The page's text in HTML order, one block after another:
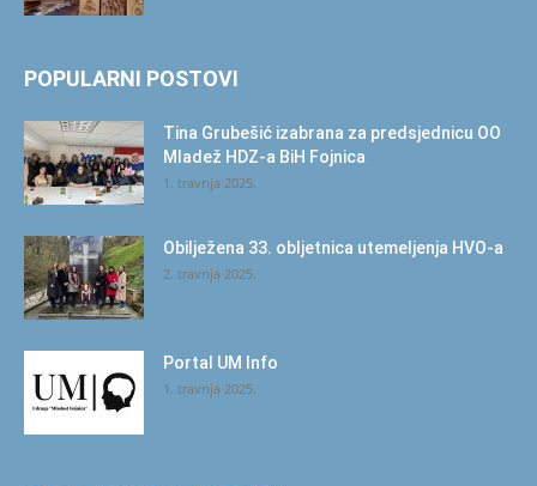
POPULARNI POSTOVI
Tina Grubešić izabrana za predsjednicu OO
Mladež HDZ-a BiH Fojnica
1. travnja 2025.
Obilježena 33. obljetnica utemeljenja HVO-a
2. travnja 2025.
Portal UM Info
1. travnja 2025.